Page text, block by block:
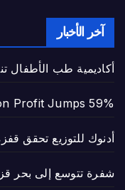
آخر الأخبار
أكاديمية طب الأطفال
Profit Jumps 59%
أدنوك للتوزيع تحقق قفزة
شفرة تتوسع إلى بحر